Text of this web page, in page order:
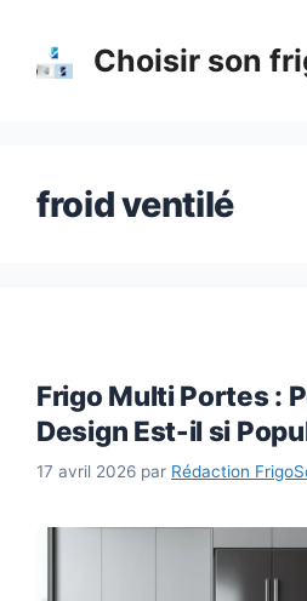
contenu
Choisir son
froid ventilé
Frigo Multi Portes :
Design Est-il si
17 avril 2026 par Rédaction